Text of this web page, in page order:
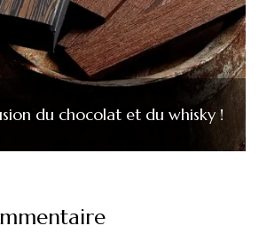
du chocolat et du whisky !